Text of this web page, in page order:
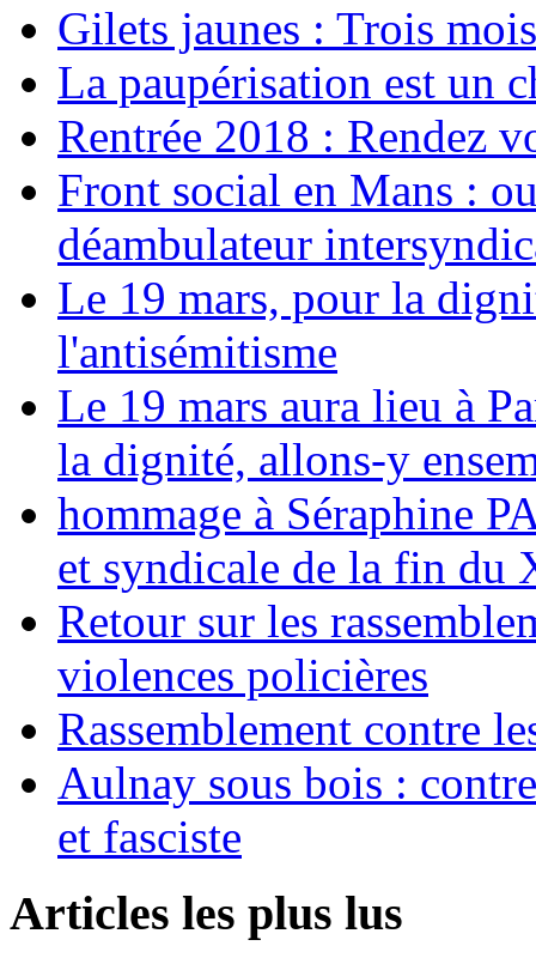
Gilets jaunes : Trois
La paupérisation est un
Rentrée 2018 : Rendez
Front social en Mans :
déambulateur
Le 19 mars, pour la
l'antisémitisme
Le 19 mars aura lieu à
la dignité, allons-y
hommage à Séraphine
et syndicale de la fin du
Retour sur les
violences policières
Rassemblement contre
Aulnay sous bois :
et fasciste
Articles les plus lus